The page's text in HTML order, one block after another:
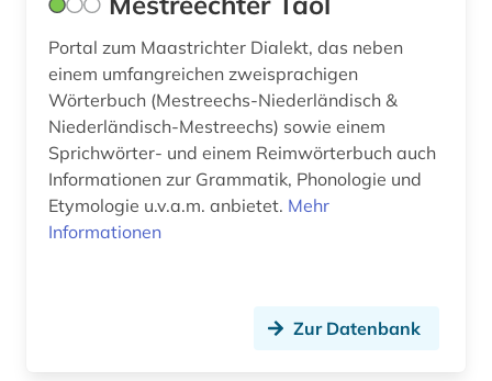
aufzeichnung (1)
augenzeuge (8)
auktionskatalog (2)
ausgrabung (1)
ausschreibung (1)
Portal zum Maastrichter Dialekt, das neben
einem umfangreichen zweisprachigen
Wörterbuch (Mestreechs-Niederländisch &
Niederländisch-Mestreechs) sowie einem
Sprichwörter- und einem Reimwörterbuch auch
Informationen zur Grammatik, Phonologie und
Etymologie u.v.a.m. anbietet. Mehr
Informationen
Zur Datenbank